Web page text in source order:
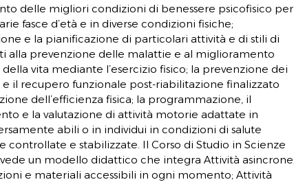
delle migliori condizioni di benessere psicofisico per
fasce d’età e in diverse condizioni fisiche;
e la pianificazione di particolari attività e di stili di
alla prevenzione delle malattie e al miglioramento
vita mediante l’esercizio fisico; la prevenzione dei
e il recupero funzionale post-riabilitazione finalizzato
dell’efficienza fisica; la programmazione, il
e la valutazione di attività motorie adattate in
abili o in individui in condizioni di salute
controllate e stabilizzate. Il Corso di Studio in Scienze
un modello didattico che integra Attività asincrone,
e materiali accessibili in ogni momento; Attività